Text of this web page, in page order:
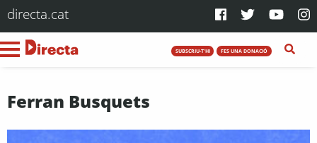
directa.cat
SUBSCRIU-T'HI FES UNA DONACIÓ
Ferran Busquets